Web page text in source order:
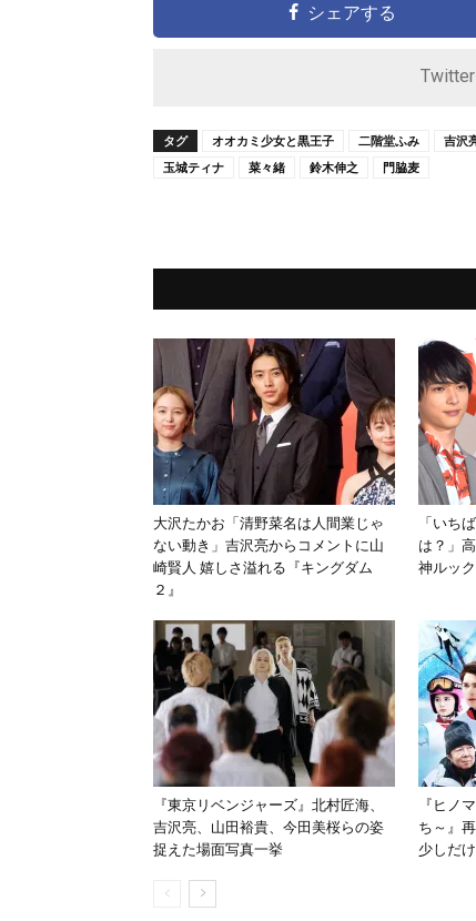
シェアする
タグ オオカミ少女と黒王子 二階堂ふみ 吉沢
玉城ティナ
菜々緒 鈴木伸之 門脇麦
大沢たかお「清野菜名は人間業じゃ
ない動き」吉沢亮からコメントに山
崎賢人 嬉しさ溢れる『キングダム
２』
「いち
は？」
神ルッ
『東京リベンジャーズ』北村匠海、
吉沢亮、山田裕貴、今田美桜らの姿
捉えた場面写真一挙
『ヒノ
ち～』
少しだ